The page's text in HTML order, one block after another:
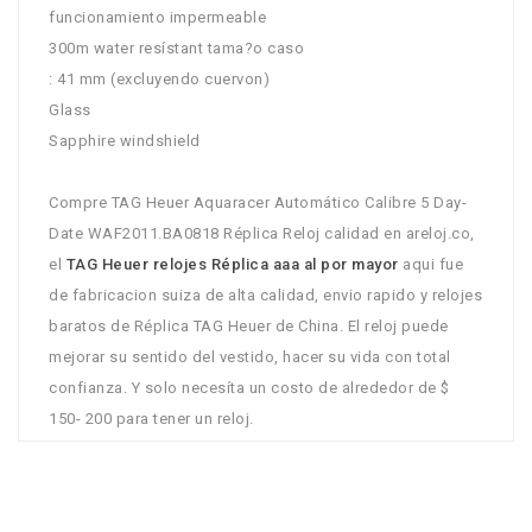
funcionamiento impermeable
300m water resístant tama?o caso
: 41 mm (excluyendo cuervon)
Glass
Sapphire windshield
Compre TAG Heuer Aquaracer Automático Calibre 5 Day-
Date WAF2011.BA0818 Réplica Reloj calidad en areloj.co,
el TAG Heuer relojes Réplica aaa al por mayor aqui fue
de fabricacion suiza de alta calidad, envio rapido y relojes
baratos de Réplica TAG Heuer de China. El reloj puede
mejorar su sentido del vestido, hacer su vida con total
confianza. Y solo necesíta un costo de alrededor de $
150- 200 para tener un reloj.